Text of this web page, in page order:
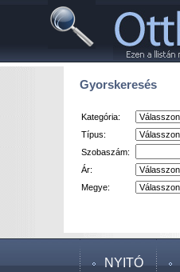
Gyorskeresés
Kategória:
Típus:
Szobaszám:
Ár:
Megye:
NYITÓ